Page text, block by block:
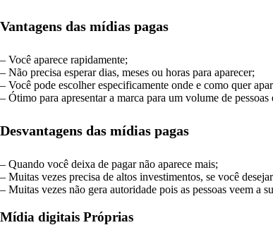
Vantagens das mídias pagas
– Você aparece rapidamente;
– Não precisa esperar dias, meses ou horas para aparecer;
– Você pode escolher especificamente onde e como quer
– Ótimo para apresentar a marca para um volume de
Desvantagens das mídias pagas
– Quando você deixa de pagar não aparece mais;
– Muitas vezes precisa de altos investimentos, se você
– Muitas vezes não gera autoridade pois as pessoas veem a
Mídia digitais Próprias